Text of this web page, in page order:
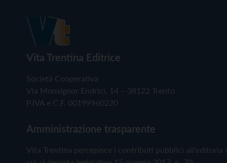
Vita Trentina Editrice
Società Cooperativa
Via Monsignor Endrici, 14 – 38122 Trento
P.IVA e C.F. 00199960220
Amministrazione trasparente
Vita Trentina percepisce i contributi pubblici all'editoria